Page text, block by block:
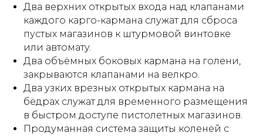
Два верхних открытых входа над клапанами
каждого карго-кармана служат для сброса
пустых магазинов к штурмовой винтовке
или автомату.
Два объёмных боковых кармана на голени,
закрываются клапанами на велкро.
Два узких врезных открытых кармана на
бёдрах служат для временного размещения
в быстром доступе пистолетных магазинов.
Продуманная система защиты коленей с